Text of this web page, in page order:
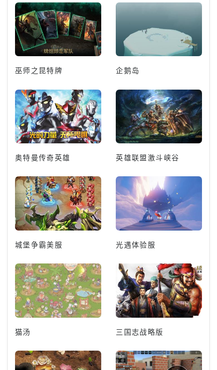
巫师之昆特牌 企鹅岛
奥特曼传奇英雄 英雄联盟激斗峡谷
城堡争霸美服 光遇体验服
猫汤 三国志战略版